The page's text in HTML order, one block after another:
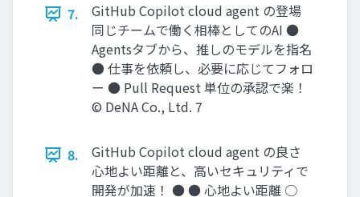
7.
GitHub Copilot cloud agent の登場
同じチームで働く相棒としてのAI ●
Agentsタブから、推しのモデルを指名
● 仕事を依頼し、必要に応じてフォロ
ー ● Pull Request 単位の承認で楽！
© DeNA Co., Ltd. 7
8.
GitHub Copilot cloud agent の良さ
心地よい距離と、高いセキュリティで
開発が加速！ ● ● 心地よい距離 ○